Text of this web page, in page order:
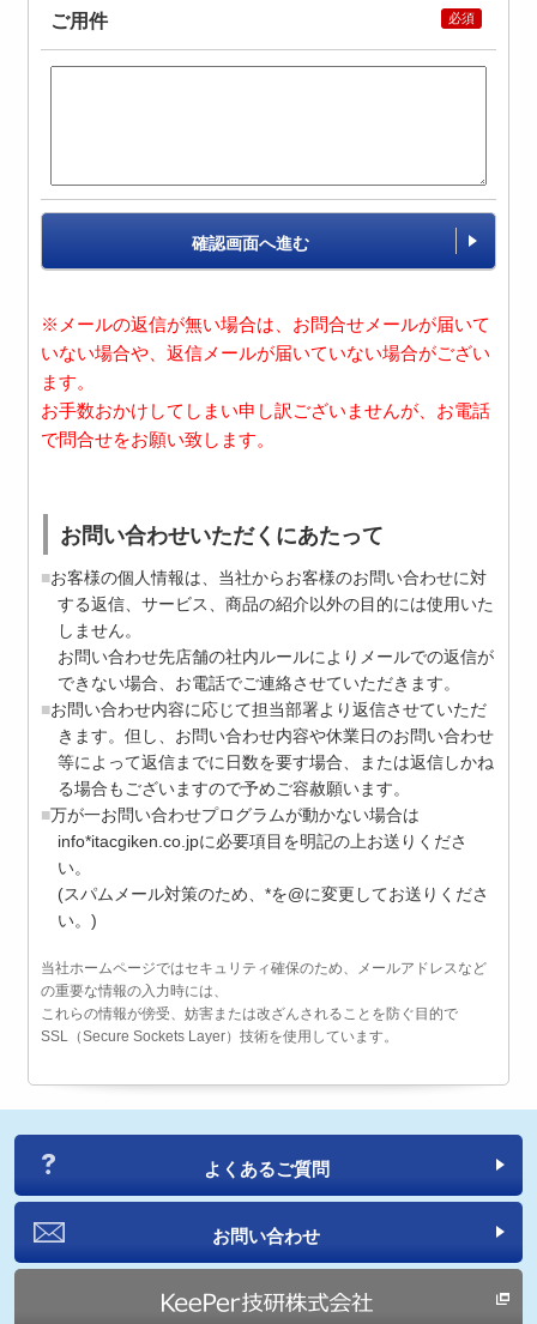
ご用件
確認画面へ進む
※メールの返信が無い場合は、お問合せメールが届いて
いない場合や、返信メールが届いていない場合がござい
ます。
お手数おかけしてしまい申し訳ございませんが、お電話
で問合せをお願い致します。
お問い合わせいただくにあたって
お客様の個人情報は、当社からお客様のお問い合わせに対
する返信、サービス、商品の紹介以外の目的には使用いた
しません。
お問い合わせ先店舗の社内ルールによりメールでの返信が
できない場合、お電話でご連絡させていただきます。
お問い合わせ内容に応じて担当部署より返信させていただ
きます。但し、お問い合わせ内容や休業日のお問い合わせ
等によって返信までに日数を要す場合、または返信しかね
る場合もございますので予めご容赦願います。
万が一お問い合わせプログラムが動かない場合は
info*itacgiken.co.jpに必要項目を明記の上お送りくださ
い。
(スパムメール対策のため、*を@に変更してお送りくださ
い。)
当社ホームページではセキュリティ確保のため、メールアドレスなど
の重要な情報の入力時には、
これらの情報が傍受、妨害または改ざんされることを防ぐ目的で
SSL（Secure Sockets Layer）技術を使用しています。
よくあるご質問
お問い合わせ